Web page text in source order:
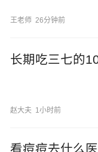
王老师 26分钟前
长期吃三七的
赵大夫 1小时前
看痘痘去什么